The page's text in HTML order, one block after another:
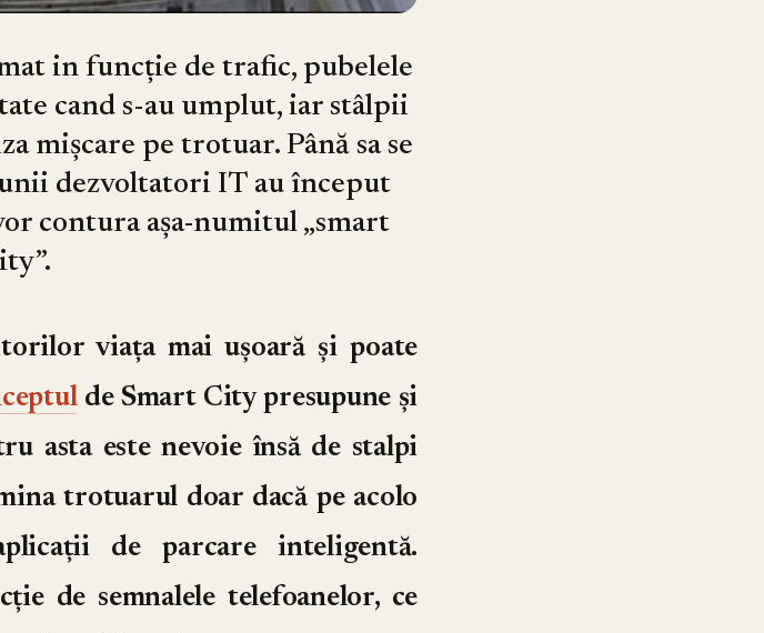
in funcție de trafic, pubelele
cand s-au umplut, iar stâlpii
mișcare pe trotuar. Până sa se
dezvoltatori IT au început
contura așa-numitul „smart
viața mai ușoară și poate
de Smart City presupune și
asta este nevoie însă de stalpi
trotuarul doar dacă pe acolo
de parcare inteligentă.
de semnalele telefoanelor, ce